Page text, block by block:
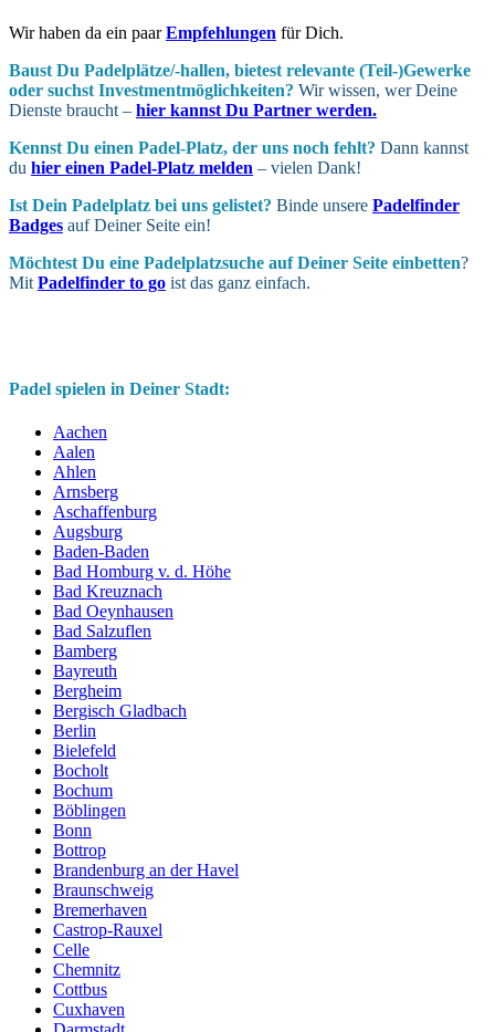
Wir haben da ein paarEmpfehlungen für Dich.
Baust Du Padel­plätze/-hallen, bietest relevante (Teil-)Gewerke
oder suchst In­vest­ment­möglich­keiten? Wir wissen, wer Deine
Dienste braucht – hier kannst Du Partner werden.
Kennst Du einen Padel-Platz, der uns noch fehlt? Dann kannst
du hier einen Padel-Platz melden – vielen Dank!
Ist Dein Padel­platz bei uns gelistet? Binde unsere Padelfinder
Badges auf Deiner Seite ein!
Möchtest Du eine Padel­platz­suche auf Deiner Seite ein­betten?
Mit Padelfinder to go ist das ganz einfach.
Padel spielen in Deiner Stadt:
Aachen
Aalen
Ahlen
Arnsberg
Aschaffenburg
Augsburg
Baden-Baden
Bad Homburg v. d. Höhe
Bad Kreuznach
Bad Oeynhausen
Bad Salzuflen
Bamberg
Bayreuth
Bergheim
Bergisch Gladbach
Berlin
Bielefeld
Bocholt
Bochum
Böblingen
Bonn
Bottrop
Brandenburg an der Havel
Braunschweig
Bremerhaven
Castrop-Rauxel
Celle
Chemnitz
Cottbus
Cuxhaven